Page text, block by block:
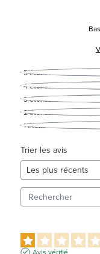
5étoiles
4étoiles
3étoiles
2étoiles
1étoile
Trier les avis